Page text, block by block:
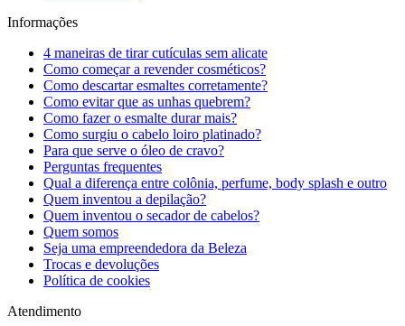
Informações
4 maneiras de tirar cutículas sem alicate
Como começar a revender cosméticos?
Como descartar esmaltes corretamente?
Como evitar que as unhas quebrem?
Como fazer o esmalte durar mais?
Como surgiu o cabelo loiro platinado?
Para que serve o óleo de cravo?
Perguntas frequentes
Qual a diferença entre colônia, perfume, body splash e outro
Quem inventou a depilação?
Quem inventou o secador de cabelos?
Quem somos
Seja uma empreendedora da Beleza
Trocas e devoluções
Política de cookies
Atendimento